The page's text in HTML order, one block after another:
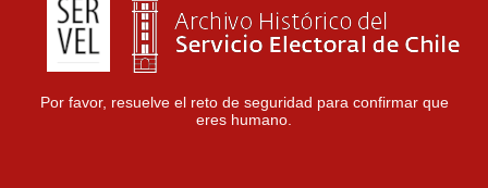
Por favor, resuelve el reto de seguridad para confirmar que
eres humano.